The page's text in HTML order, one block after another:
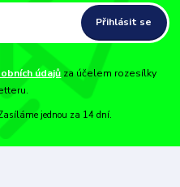
Přihlásit se
údajů za účelem rozesílky
jednou za 14 dní.